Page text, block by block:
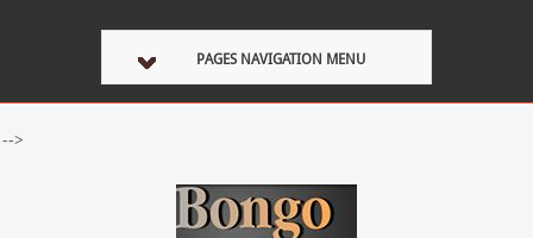
PAGES NAVIGATION MENU
-->